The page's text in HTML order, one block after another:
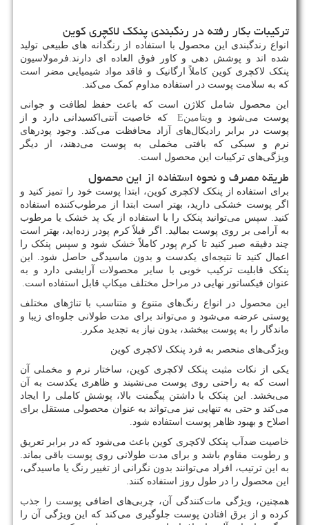
ترکیبات بکار رفته در رنگبندی پنکک لاکچری کوین
انواع رندگبندی این محصول با استفاده از رنگدانه های طبیعی تولید
شده اند و پوشش دهی و کاور فوق العاده ای دارند.فرمولاسیون
پنکک لاکچری کوین کاملاً ارگانیک و فاقد مواد شیمیایی مضر است
که به سلامت پوست در استفاده مداوم کمک می‌کند.
این محصول شامل کلاژن است که باعث حفظ لطافت و جوانی
پوست می‌شود و ویتامینE
که خاصیت آنتی‌اکسیدانی دارد و از
پوست در برابر رادیکال‌های آزاد محافظت می‌کند. وجود پودرهای
نرم و سبکی که بافتی مخملی به پوست می‌دهند، از دیگر
ویژگی‌های ترکیبات این محصول است.
طریقه مصرف و نحوه استفاده از این محصول
برای استفاده از پنکک لاکچری کوین، ابتدا پوست خود را تمیز کنید و
اگر پوست خشکی دارید، بهتر است ابتدا از مرطوب‌کننده استفاده
کنید. سپس می‌توانید پنکک را با استفاده از یک پد خشک یا مرطوب
به آرامی بر روی پوست بمالید. اگر قبلاً کرم پودر زده‌اید، بهتر است
چند دقیقه صبر کنید تا کرم پودر کاملاً خشک شود و سپس پنکک را
اعمال کنید تا نتیجه‌ای یکدست و بدون ماسیدگی حاصل شود. این
پنکک قابلیت ترکیب خوبی با سایر محصولات آرایشی دارد و به
عنوان فیکساتور نهایی در مراحل مختلف میکاپ قابل استفاده است.
این محصول در انواع رنگ‌های متنوع و متناسب با تناژهای مختلف
پوستی عرضه می‌شود و می‌تواند برای مدت طولانی جلوه‌ای زیبا و
ماندگار را به پوست ببخشد، بدون نیاز به تجدید مکرر​.
ویژگی‌های منحصر به فرد پنکک لاکچری کوین
یکی از نکات مثبت پنکک لاکچری کوین، ساختار نرم و مخملی آن
است که به راحتی روی پوست می‌نشیند و ظاهری یکدست به آن
می‌بخشد. این پنکک با داشتن پیگمنت بالا، پوشش کاملی را ایجاد
می‌کند و حتی به تنهایی نیز می‌تواند به عنوان محصولی مستقل برای
اصلاح و بهبود ظاهر پوست استفاده شود.
خاصیت ضدآب پنکک لاکچری کوین باعث می‌شود که در برابر تعریق
و رطوبت مقاوم باشد و برای مدت طولانی روی پوست باقی بماند.
به این ترتیب، افراد می‌توانند بدون نگرانی از تغییر رنگ یا ماسیدگی،
این محصول را در طول روز استفاده کنند.
همچنین، ویژگی مات‌کنندگی آن، چربی‌های اضافی پوست را جذب
کرده و از برق افتادن پوست جلوگیری می‌کند که این ویژگی آن را